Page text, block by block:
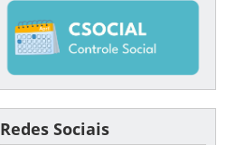
Redes Sociais